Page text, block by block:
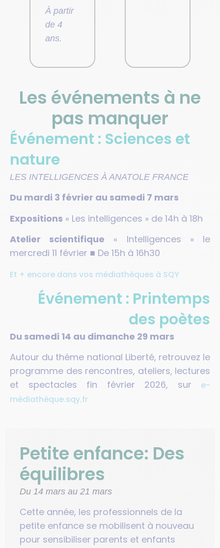
À partir
de 4
ans.
Les événements à ne
pas manquer
Événement : Sciences et
nature
LES INTELLIGENCES À ANATOLE FRANCE
Du mardi 3 février au samedi 7 mars
Expositions « Les intelligences » de 14h à 18h
Atelier scientifique « Intelligences » le
mercredi 11 février ■ De 15h à 16h30
Et + encore dans vos médiathèques à SQY
Événement : Printemps
des poètes
Du samedi 14 au dimanche 29 mars
Autour du thème national Liberté, retrouvez le
programme des rencontres, ateliers, lectures
et spectacles fin février 2026, sur e-
médiathèque.sqy.fr
Petite enfance: Des
équilibres
Du 14 mars au 21 mars
Cette année, les professionnels de la
petite enfance se mobilisent à nouveau
pour sensibiliser parents et enfants